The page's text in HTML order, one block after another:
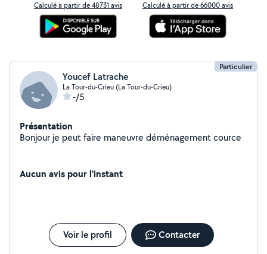
Calculé à partir de 48731 avis Calculé à partir de 66000 avis
Particulier
Youcef Latrache
La Tour-du-Crieu (La Tour-du-Crieu)
-/5
Présentation
Bonjour je peut faire maneuvre déménagement cource
Aucun avis pour l'instant
Voir le profil Contacter